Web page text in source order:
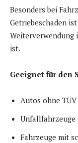
Besonders bei
Getriebeschaden
Weiterverwendung
ist.
Geeignet für den
Autos ohne TÜV
Unfallfahrzeuge
Fahrzeuge mit